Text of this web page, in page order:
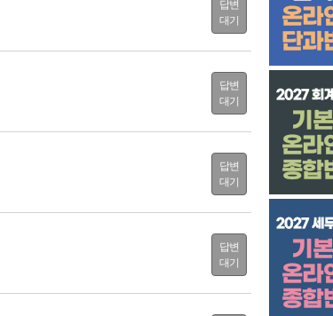
답변
대기
답변
대기
답변
대기
답변
대기